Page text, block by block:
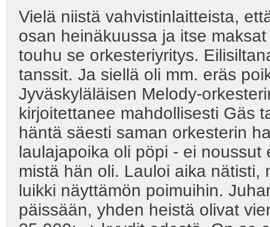
Vielä niistä vahvistinlaitteista,
osan heinäkuussa ja itse
touhu se orkesteriyritys.
tanssit. Ja siellä oli mm. eräs
Jyväskyläläisen Melody-
kirjoitettanee mahdollisesti Gäs
häntä säesti saman orkesterin
laulajapoika oli pöpi - ei
mistä hän oli. Lauloi aika
luikki näyttämön poimuihin.
päissään, yhden heistä olivat